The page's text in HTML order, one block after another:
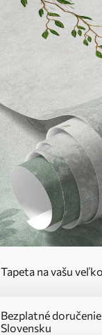
Tapeta na vašu
Bezplatné
Slovensku